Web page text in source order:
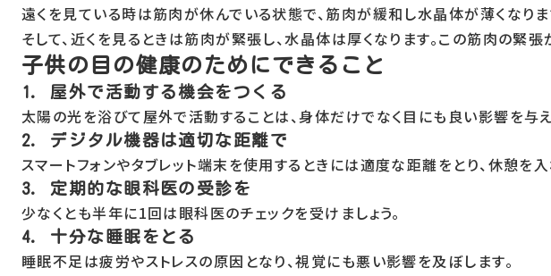
遠くを見ている時は筋肉が休んでいる状態で、筋肉が緩和し水晶体が薄くなりま
そして、近くを見るときは筋肉が緊張し、水晶体は厚くなります。この筋肉の緊
子供の目の健康のためにできること
1. 屋外で活動する機会をつくる
太陽の光を浴びて屋外で活動することは、身体だけでなく目にも良い影響を与え
2. デジタル機器は適切な距離で
スマートフォンやタブレット端末を使用するときには適度な距離をとり、休憩を
3. 定期的な眼科医の受診を
少なくとも半年に1回は眼科医のチェックを受けましょう。
4. 十分な睡眠をとる
睡眠不足は疲労やストレスの原因となり、視覚にも悪い影響を及ぼします。